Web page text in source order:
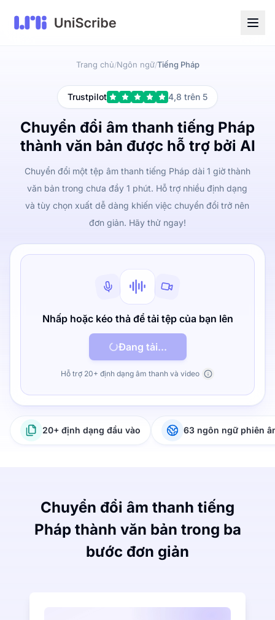
Trang chủ/Ngôn ngữ/Tiếng Pháp
Trustpilot 4,8 trên 5
Chuyển đổi âm thanh tiếng Pháp
thành văn bản được hỗ trợ bởi AI
Chuyển đổi một tệp âm thanh tiếng Pháp dài 1 giờ thành
văn bản trong chưa đầy 1 phút. Hỗ trợ nhiều định dạng
và tùy chọn xuất dễ dàng khiến việc chuyển đổi trở nên
đơn giản. Hãy thử ngay!
Nhấp hoặc kéo thả để tải tệp của bạn lên
Đang tải...
Hỗ trợ 20+ định dạng âm thanh và video
20+ định dạng đầu vào 63 ngôn ngữ phiên
Chuyển đổi âm thanh tiếng
Pháp thành văn bản trong ba
bước đơn giản